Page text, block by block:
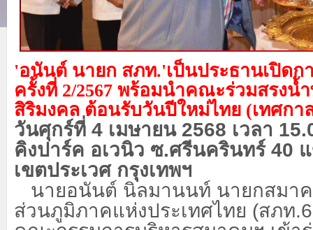
'อนันต์ นายก สภท.'เป็นประธานเปิดก
ครั้งที่ 2/2567 พร้อมนำคณะร่วมสรงน้
สิริมงคล ต้อนรับวันปีใหม่ไทย (เทศกา
วันศุกร์ที่ 4 เมษายน 2568 เวลา
คิงปาร์ค อเวนิว ซ.ศรีนครินทร์ 40
เขตประเวศ กรุงเทพฯ
นายอนันต์ นิลมานนท์ นายกสมา
ส่วนภูมิภาคแห่งประเทศไทย (สภท.